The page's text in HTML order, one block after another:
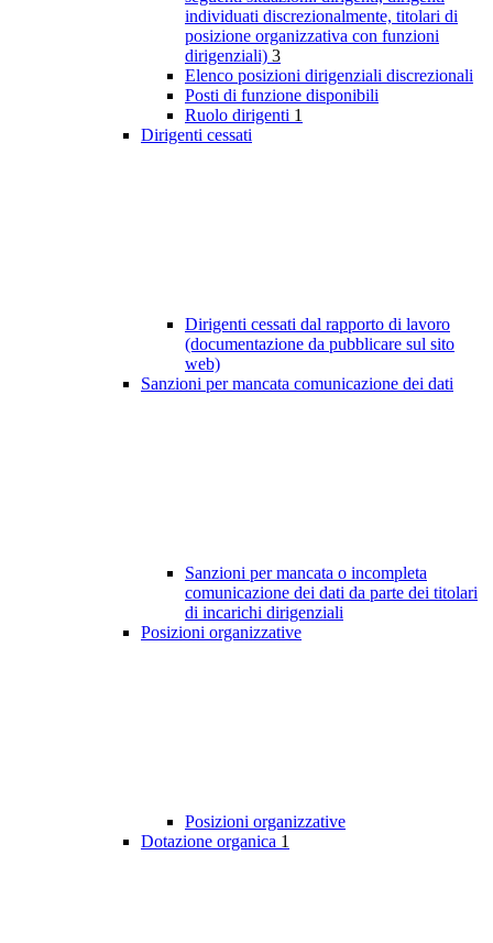
individuati discrezionalmente, titolari di
posizione organizzativa con funzioni
dirigenziali) 3
Elenco posizioni dirigenziali discrezionali
Posti di funzione disponibili
Ruolo dirigenti 1
Dirigenti cessati
Dirigenti cessati dal rapporto di lavoro
(documentazione da pubblicare sul sito
web)
Sanzioni per mancata comunicazione dei dati
Sanzioni per mancata o incompleta
comunicazione dei dati da parte dei titolari
di incarichi dirigenziali
Posizioni organizzative
Posizioni organizzative
Dotazione organica 1